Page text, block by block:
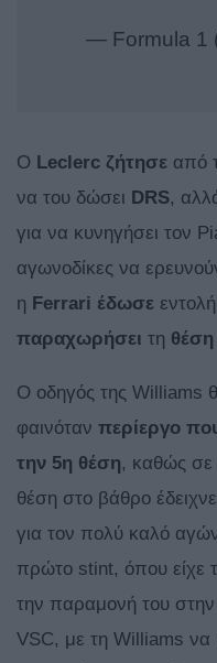
— Formula 1
Ο Leclerc ζήτησε από
να του δώσει DRS,
για να κυνηγήσει τον
αγωνοδίκες να
η Ferrari έδωσε
παραχωρήσει τη θέση
O οδηγός της Williams
φαινόταν περίεργο
την 5η θέση, καθώς σε
θέση στο βάθρο
για τον πολύ καλό
πρώτο stint, όπου είχε
την παραμονή του
VSC, με τη Williams να